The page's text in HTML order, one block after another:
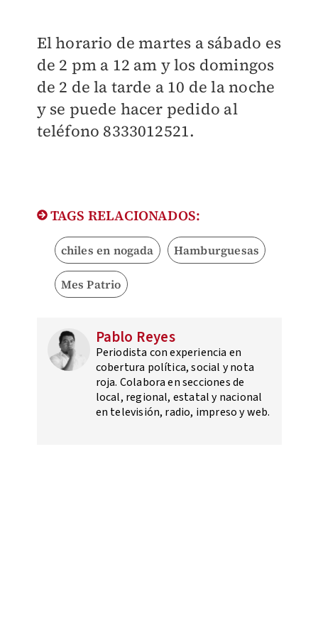
El horario de martes a sábado es
de 2 pm a 12 am y los domingos
de 2 de la tarde a 10 de la noche
y se puede hacer pedido al
teléfono 8333012521.
TAGS RELACIONADOS:
chiles en nogada Hamburguesas
Mes Patrio
Pablo Reyes
Periodista con experiencia en
cobertura política, social y nota
roja. Colabora en secciones de
local, regional, estatal y nacional
en televisión, radio, impreso y web.